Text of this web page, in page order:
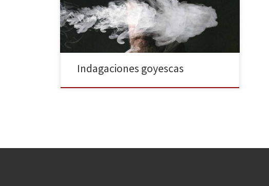
contemporáneo inspirada en las obras de Goya, sobre
todo en sus célebres pinturas negras, comisariada por
Oliva Maria Rubio. Escrita y […]
Indagaciones goyescas